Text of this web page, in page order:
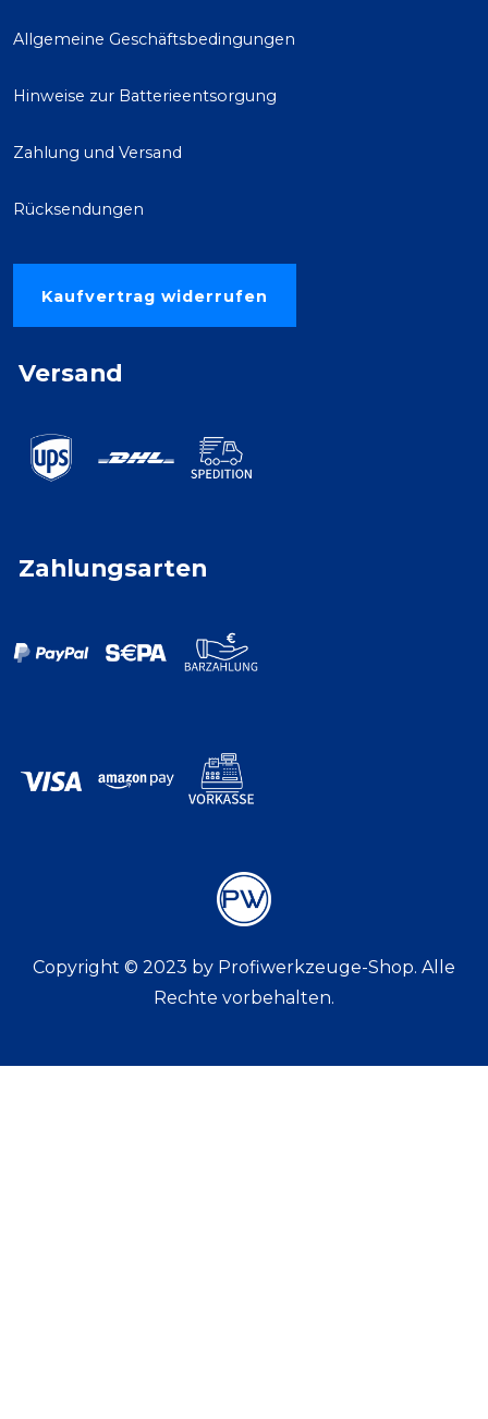
Allgemeine Geschäftsbedingungen
Hinweise zur Batterieentsorgung
Zahlung und Versand
Rücksendungen
Kaufvertrag widerrufen
Versand
Zahlungsarten
Copyright © 2023 by Profiwerkzeuge-Shop. Alle
Rechte vorbehalten.